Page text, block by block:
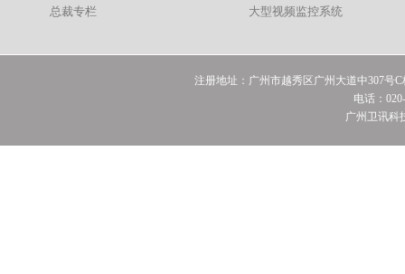
总裁专栏
大型视频监控系统
注册地址：广州市越秀区广州大道中307号
电话：
广州卫讯科